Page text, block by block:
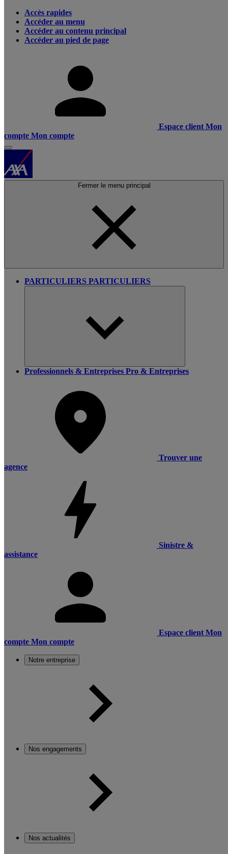
Accès rapides
Accéder au menu
Accéder au contenu principal
Accéder au pied de page
Espace client Mon
compte Mon compte
Fermer le menu principal
PARTICULIERS PARTICULIERS
Professionnels & Entreprises Pro & Entreprises
Trouver une
agence
Sinistre &
assistance
Espace client Mon
compte Mon compte
Notre entreprise
Nos engagements
Nos actualités